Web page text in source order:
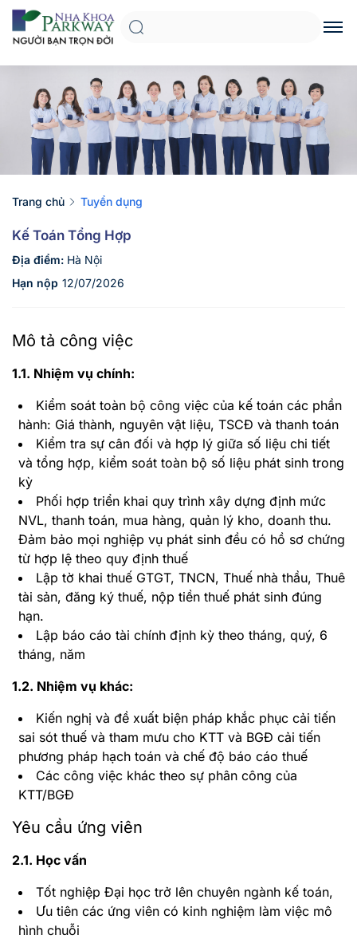
Trang chủ Tuyển dụng
Kế Toán Tổng Hợp
Địa điểm: Hà Nội
Hạn nộp 12/07/2026
Mô tả công việc
1.1. Nhiệm vụ chính:
Kiểm soát toàn bộ công việc của kế toán các phần
hành: Giá thành, nguyên vật liệu, TSCĐ và thanh toán
Kiểm tra sự cân đối và hợp lý giữa số liệu chi tiết
và tổng hợp, kiểm soát toàn bộ số liệu phát sinh trong
kỳ
Phối hợp triển khai quy trình xây dựng định mức
NVL, thanh toán, mua hàng, quản lý kho, doanh thu.
Đảm bảo mọi nghiệp vụ phát sinh đều có hồ sơ chứng
từ hợp lệ theo quy định thuế
Lập tờ khai thuế GTGT, TNCN, Thuế nhà thầu, Thuê
tài sản, đăng ký thuế, nộp tiền thuế phát sinh đúng
hạn.
Lập báo cáo tài chính định kỳ theo tháng, quý, 6
tháng, năm
1.2. Nhiệm vụ khác:
Kiến nghị và đề xuất biện pháp khắc phục cải tiến
sai sót thuế và tham mưu cho KTT và BGĐ cải tiến
phương pháp hạch toán và chế độ báo cáo thuế
Các công việc khác theo sự phân công của
KTT/BGĐ
Yêu cầu ứng viên
2.1. Học vấn
Tốt nghiệp Đại học trở lên chuyên ngành kế toán,
Ưu tiên các ứng viên có kinh nghiệm làm việc mô
hình chuỗi